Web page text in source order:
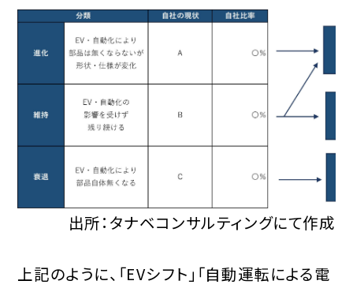
出所：タナベコンサルティングにて作成
上記のように、「EVシフト」「自動運転による電